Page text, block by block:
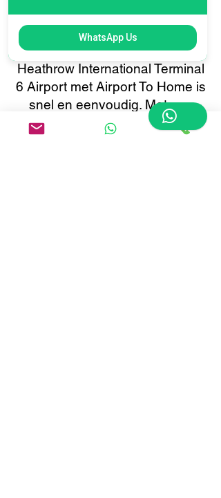
Het boeken van uw
bagagebezorging voor
Heathrow International Terminal
6 Airport met Airport To Home is
snel en eenvoudig. Met ons
gebruiksvriendelijke online
WhatsApp Us